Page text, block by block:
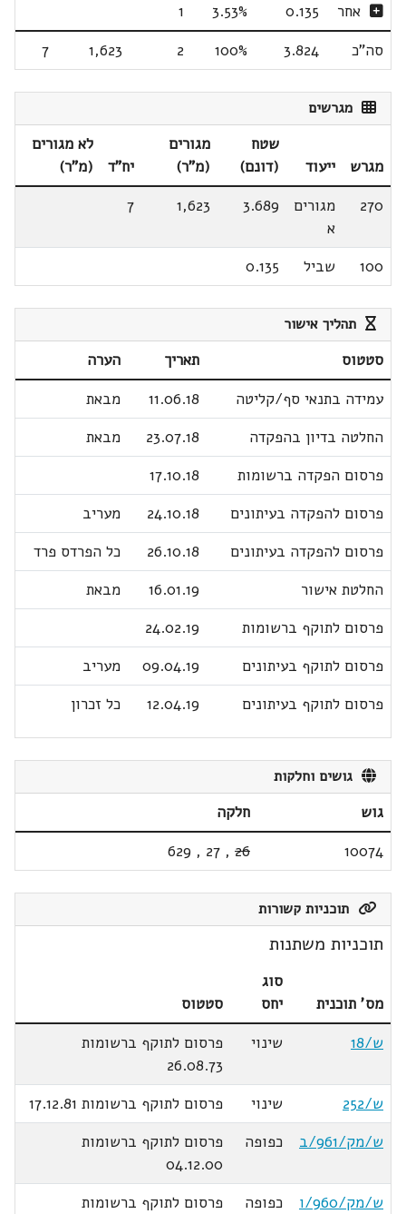
אחר 0.135
3.53%
1
סה"כ
3.824
100%
2
1,623
7
מגרשים
מגרש ייעוד
שטח
(דונם)
מגורים
(מ"ר)
יח"ד
לא מגורים
(מ"ר)
270
מגורים
א
3.689
1,623
7
100 שביל 0.135
תהליך אישור
סטטוס תאריך
הערה
עמידה בתנאי סף/קליטה
11.06.18
מבאת
החלטה בדיון בהפקדה
23.07.18
מבאת
פרסום הפקדה ברשומות
17.10.18
פרסום להפקדה בעיתונים
24.10.18
מעריב
פרסום להפקדה בעיתונים
26.10.18
כל הפרדס פרד
החלטת אישור
16.01.19
מבאת
פרסום לתוקף ברשומות
24.02.19
פרסום לתוקף בעיתונים
09.04.19
מעריב
פרסום לתוקף בעיתונים
12.04.19 כל זכרון
גושים וחלקות
גוש
חלקה
10074
26
,
27
,
629
תוכניות קשורות
תוכניות משתנות
מס' תוכנית
סוג
יחס
סטטוס
ש/18
שינוי
פרסום לתוקף ברשומות
26.08.73
ש/252
שינוי
פרסום לתוקף ברשומות 17.12.81
ש/מק/961/ב
כפופה
פרסום לתוקף ברשומות
04.12.00
ש/מק/960/ו
כפופה
פרסום לתוקף ברשומות